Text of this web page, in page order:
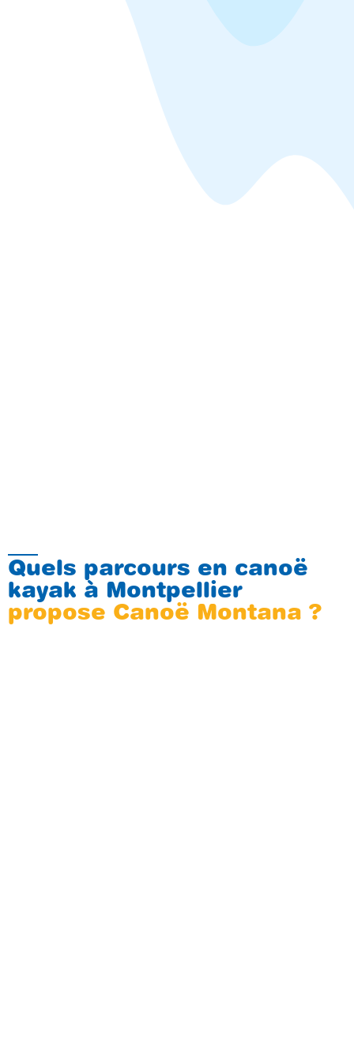
Quels parcours en canoë
kayak à Montpellier
propose Canoë Montana ?